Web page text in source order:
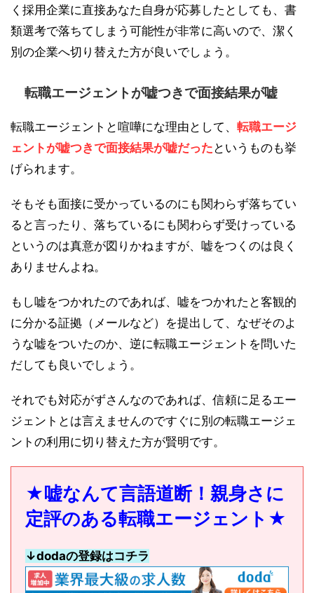
く採用企業に直接あなた自身が応募したとしても、書
類選考で落ちてしまう可能性が非常に高いので、潔く
別の企業へ切り替えた方が良いでしょう。
転職エージェントが嘘つきで面接結果が嘘
転職エージェントと喧嘩にな理由として、 転職エージ
ェントが嘘つきで面接結果が嘘だった というものも挙
げられます。
そもそも面接に受かっているのにも関わらず落ちてい
ると言ったり、落ちているにも関わらず受けっている
というのは真意が図りかねますが、嘘をつくのは良く
ありませんよね。
もし嘘をつかれたのであれば、嘘をつかれたと客観的
に分かる証拠（メールなど）を提出して、なぜそのよ
うな嘘をついたのか、逆に転職エージェントを問いた
だしても良いでしょう。
それでも対応がずさんなのであれば、信頼に足るエー
ジェントとは言えませんのですぐに別の転職エージェ
ントの利用に切り替えた方が賢明です。
★嘘なんて言語道断！親身さに
定評のある転職エージェント★
↓dodaの登録はコチラ